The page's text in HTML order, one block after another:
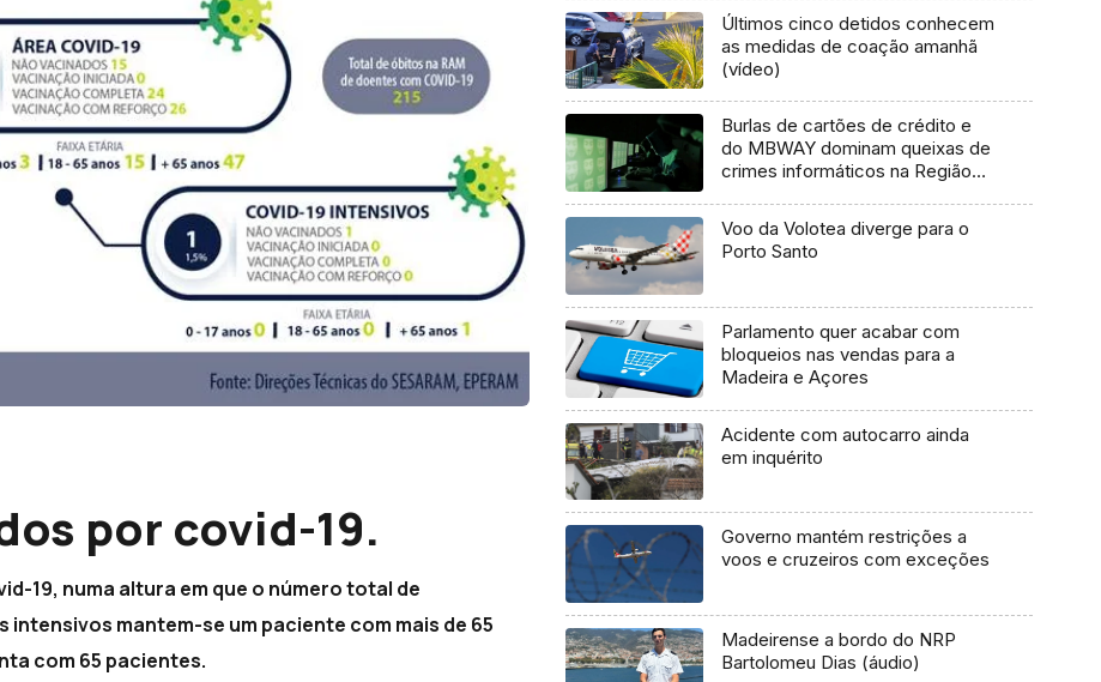
por covid-19.
19, numa altura em que o número total de
mantem-se um paciente com mais de 65
com 65 pacientes.
Últimos cinco detidos conhecem
as medidas de coação amanhã
(vídeo)
Burlas de cartões de crédito e
do MBWAY dominam queixas de
crimes informáticos na Região
Voo da Volotea diverge para o
Porto Santo
Parlamento quer acabar com
bloqueios nas vendas para a
Madeira e Açores
Acidente com autocarro ainda
em inquérito
Governo mantém restrições a
voos e cruzeiros com exceções
Madeirense a bordo do NRP
Bartolomeu Dias (áudio)